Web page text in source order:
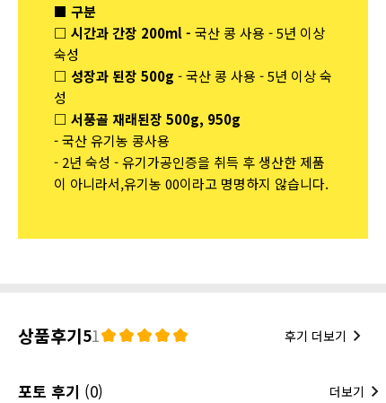
■ 구분
□ 시간과 간장 200ml - 국산 콩 사용 - 5년 이상
숙성
□ 성장과 된장 500g - 국산 콩 사용 - 5년 이상 숙
성
□ 서풍골 재래된장 500g, 950g
- 국산 유기농 콩사용
- 2년 숙성 - 유기가공인증을 취득 후 생산한 제품
이 아니라서,유기농 00이라고 명명하지 않습니다.
상품후기51 후기 더보기
포토 후기 (0) 더보기